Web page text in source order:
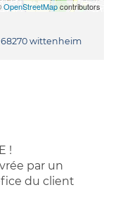
OpenStreetMapcontributors
68270 wittenheim
!
par un
du client